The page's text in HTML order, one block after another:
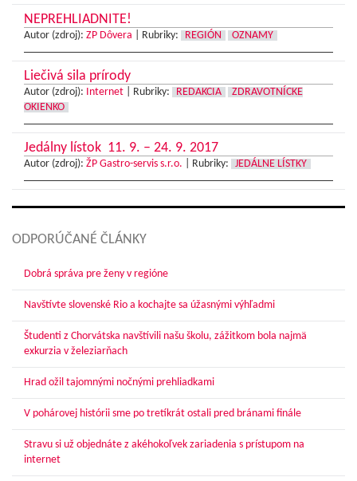
NEPREHLIADNITE!
Autor (zdroj): ZP Dôvera Rubriky: REGIÓN OZNAMY
Liečivá sila prírody
Autor (zdroj): Internet Rubriky: REDAKCIA
ZDRAVOTNÍCKE
OKIENKO
Jedálny lístok 11. 9. – 24. 9. 2017
Autor (zdroj): ŽP Gastro-servis s.r.o. Rubriky: JEDÁLNE LÍSTKY
ODPORÚČANÉ ČLÁNKY
Dobrá správa pre ženy v regióne
Navštívte slovenské Rio a kochajte sa úžasnými výhľadmi
Študenti z Chorvátska navštívili našu školu, zážitkom bola najmä
exkurzia v železiarňach
Hrad ožil tajomnými nočnými prehliadkami
V pohárovej histórii sme po tretíkrát ostali pred bránami finále
Stravu si už objednáte z akéhokoľvek zariadenia s prístupom na
internet